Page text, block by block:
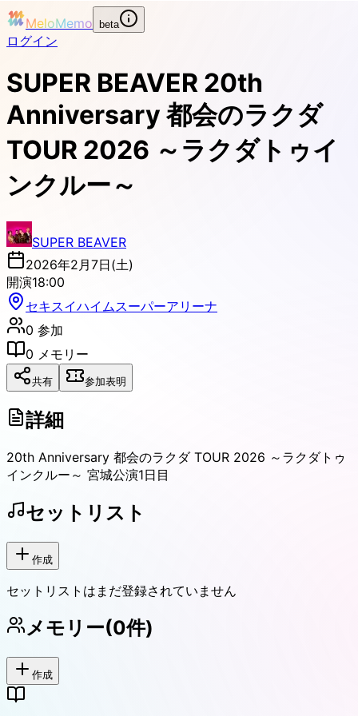
MeloMemo beta
ログイン
SUPER BEAVER 20th
Anniversary 都会のラクダ
TOUR 2026 ～ラクダトゥイ
ンクルー～
SUPER BEAVER
2026年2月7日(土)
開演18:00
セキスイハイムスーパーアリーナ
0 参加
0 メモリー
共有 参加表明
詳細
20th Anniversary 都会のラクダ TOUR 2026 ～ラクダトゥ
インクルー～ 宮城公演1日目
セットリスト
作成
セットリストはまだ登録されていません
メモリー(0件)
作成